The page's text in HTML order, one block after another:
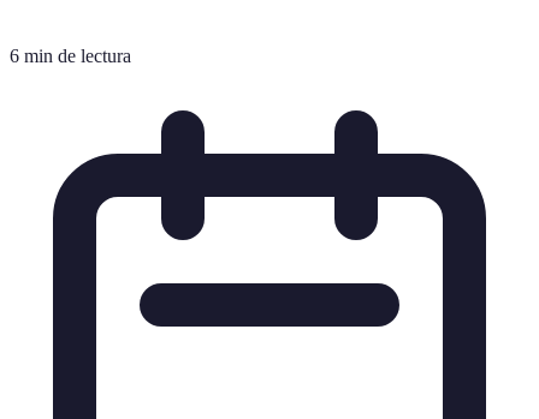
6 min de lectura